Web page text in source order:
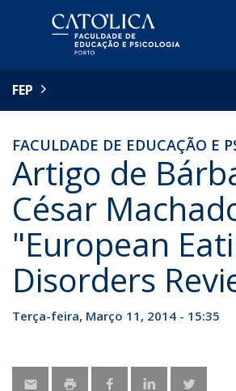
FEP
FACULDADE DE EDUCAÇÃO E
Artigo de
César
"European
Disorders
Terça-feira, Março 11, 2014 - 15:35